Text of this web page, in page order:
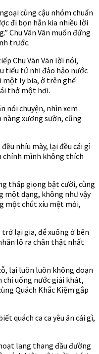
cùng cậu nhóm chuẩn
đi bọn hắn kia nhiều lời
Chu Vãn Vãn muốn đứng
trước.
Chu Vãn Vãn lời nói,
tiểu tứ nhi đảo hảo nước
một ly bia, ở trên ghế
thở một hơi.
nói chuyện, nhìn xem
xương sườn, cũng
nhíu mày, lại đều cái gì
chính mình không thích
thấp giọng bật cười, cùng
một dạng, không như vậy
một chút xíu mệt mỏi,
lại gia, để xuống ở bên
lộ ra chân thật nhất
lại luôn luôn không đoạn
chỉ uống nước giải khát,
Quách Khắc Kiệm gắp
quách ca ca yêu ăn cái gì,
lang thang đầu đường